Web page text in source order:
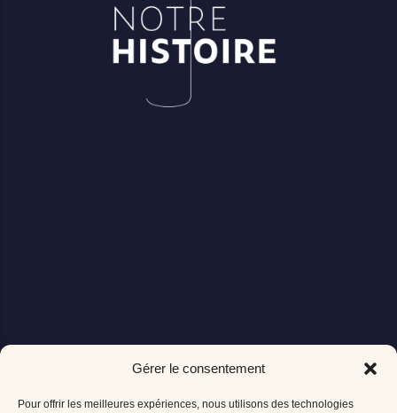
Gérer le consentement
Pour offrir les meilleures expériences, nous utilisons des technologies